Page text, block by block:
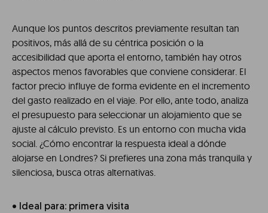
Aunque los puntos descritos previamente resultan tan
positivos, más allá de su céntrica posición o la
accesibilidad que aporta el entorno, también hay otros
aspectos menos favorables que conviene considerar. El
factor precio influye de forma evidente en el incremento
del gasto realizado en el viaje. Por ello, ante todo, analiza
el presupuesto para seleccionar un alojamiento que se
ajuste al cálculo previsto. Es un entorno con mucha vida
social. ¿Cómo encontrar la respuesta ideal a dónde
alojarse en Londres? Si prefieres una zona más tranquila y
silenciosa, busca otras alternativas.
• Ideal para: primera visita